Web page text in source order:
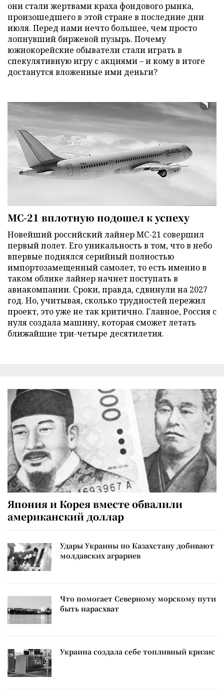
они стали жертвами краха фондового рынка,
произошедшего в этой стране в последние дни
июля. Перед нами нечто большее, чем просто
лопнувший биржевой пузырь. Почему
южнокорейские обыватели стали играть в
спекулятивную игру с акциями – и кому в итоге
достанутся вложенные ими деньги?
МС-21 вплотную подошел к успеху
Новейший российский лайнер МС-21 совершил
первый полет. Его уникальность в том, что в небо
впервые поднялся серийный полностью
импортозамещенный самолет, то есть именно в
таком облике лайнер начнет поступать в
авиакомпании. Сроки, правда, сдвинули на 2027
год. Но, учитывая, сколько трудностей пережил
проект, это уже не так критично. Главное, Россия с
нуля создала машину, которая сможет летать
ближайшие три-четыре десятилетия.
Япония и Корея вместе обвалили
американский доллар
Удары Украины по Казахстану добивают
молдавских аграриев
Что помогает Северному морскому пути
быть нарасхват
Украина создала себе топливный кризис